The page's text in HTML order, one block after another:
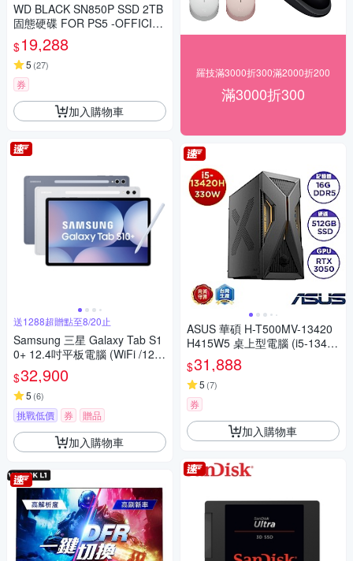
WD BLACK SN850P SSD 2TB
固態硬碟 FOR PS5 -OFFICIAL
LY LICENSED
$19,288
5 (27)
券
加入購物車
送1288超贈點至8/20止
Samsung 三星 Galaxy Tab S1
0+ 12.4吋平板電腦 (WiFi /12G/
256GB) X820
$32,900
5 (6)
挑戰低價 券 贈品
加入購物車
羅技滿3000折300滿2000折200
滿3000折300
ASUS 華碩 H-T500MV-13420
H415W5 桌上型電腦 (i5-13420
H/16GB/512G SSD/RTX3050
6G/330W/無透側/Win11 Hom
e)
$31,888
5 (7)
券
加入購物車